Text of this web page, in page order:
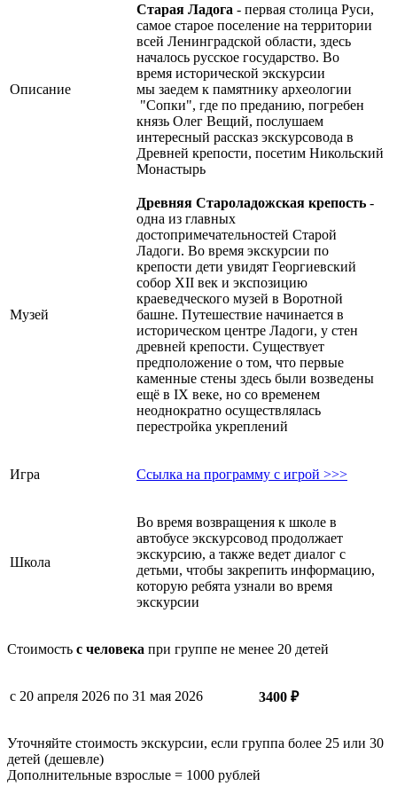
Описание
Старая Ладога - первая столица Руси,
самое старое поселение на территории
всей Ленинградской области, здесь
началось русское государство. Во
время исторической экскурсии
мы заедем к памятнику археологии
"Сопки", где по преданию, погребен
князь Олег Вещий, послушаем
интересный рассказ экскурсовода в
Древней крепости, посетим Никольский
Монастырь
Музей
Древняя Староладожская крепость -
одна из главных
достопримечательностей Старой
Ладоги. Во время экскурсии по
крепости дети увидят Георгиевский
собор XII век и экспозицию
краеведческого музей в Воротной
башне. Путешествие начинается в
историческом центре Ладоги, у стен
древней крепости. Существует
предположение о том, что первые
каменные стены здесь были возведены
ещё в IX веке, но со временем
неоднократно осуществлялась
перестройка укреплений
Игра Ссылка на программу с игрой >>>
Школа
Во время возвращения к школе в
автобусе экскурсовод продолжает
экскурсию, а также ведет диалог с
детьми, чтобы закрепить информацию,
которую ребята узнали во время
экскурсии
Стоимость с человека при группе не менее 20 детей
с 20 апреля 2026 по 31 мая 2026 3400 ₽
Уточняйте стоимость экскурсии, если группа более 25 или 30
детей (дешевле)
Дополнительные взрослые = 1000 рублей